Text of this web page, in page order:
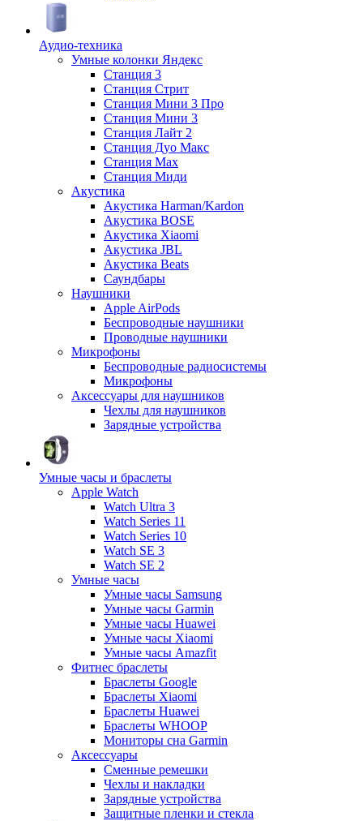
Аудио-техника
Умные колонки Яндекс
Станция 3
Станция Стрит
Станция Мини 3 Про
Станция Мини 3
Станция Лайт 2
Станция Дуо Макс
Станция Max
Станция Миди
Акустика
Акустика Harman/Kardon
Акустика BOSE
Акустика Xiaomi
Акустика JBL
Акустика Beats
Саундбары
Наушники
Apple AirPods
Беспроводные наушники
Проводные наушники
Микрофоны
Беспроводные радиосистемы
Микрофоны
Аксессуары для наушников
Чехлы для наушников
Зарядные устройства
Умные часы и браслеты
Apple Watch
Watch Ultra 3
Watch Series 11
Watch Series 10
Watch SE 3
Watch SE 2
Умные часы
Умные часы Samsung
Умные часы Garmin
Умные часы Huawei
Умные часы Xiaomi
Умные часы Amazfit
Фитнес браслеты
Браслеты Google
Браслеты Xiaomi
Браслеты Huawei
Браслеты WHOOP
Мониторы сна Garmin
Аксессуары
Сменные ремешки
Чехлы и накладки
Зарядные устройства
Защитные пленки и стекла